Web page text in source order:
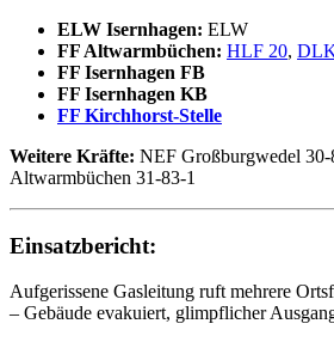
ELW Isernhagen: ELW
FF Altwarmbüchen: HLF 20,
FF Isernhagen FB
FF Isernhagen KB
FF Kirchhorst-Stelle
Weitere Kräfte: NEF Großburgwedel
Altwarmbüchen 31-83-1
Einsatzbericht:
Aufgerissene Gasleitung ruft mehrere
– Gebäude evakuiert, glimpflicher